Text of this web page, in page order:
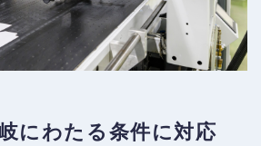
にわたる条件に対応